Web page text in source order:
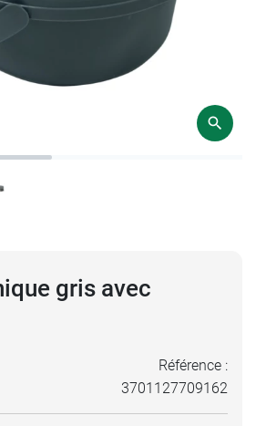
gris avec
Référence :
3701127709162